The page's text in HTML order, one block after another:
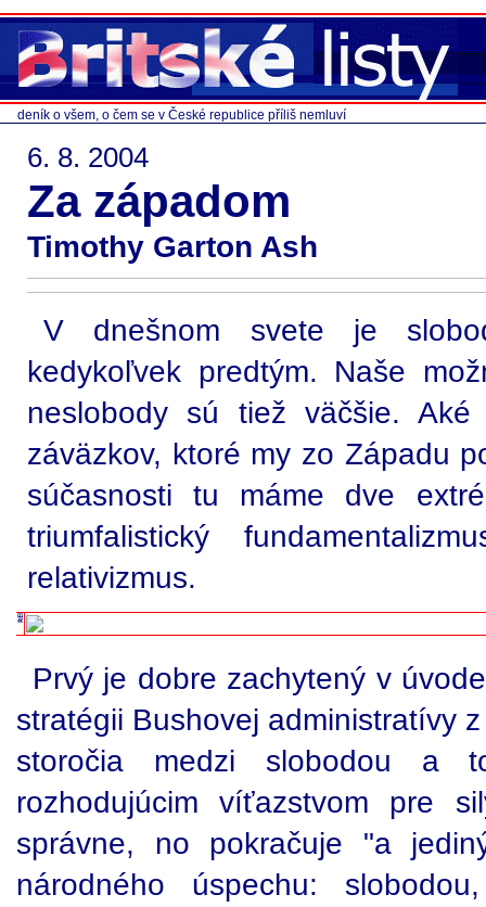
deník o všem, o čem se v České republice příliš nemluví
6. 8. 2004
Za západom
Timothy Garton Ash
V dnešnom svete je
kedykoľvek predtým. Naše
neslobody sú tiež väčšie.
záväzkov, ktoré my zo Západu
súčasnosti tu máme dve
triumfalistický
relativizmus.
Prvý je dobre zachytený v
stratégii Bushovej administratívy
storočia medzi slobodou a
rozhodujúcim víťazstvom pre
správne, no pokračuje "a
národného úspechu: